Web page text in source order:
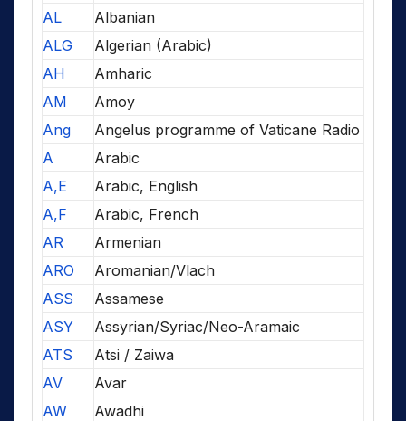
AL
Albanian
ALG
Algerian (Arabic)
AH
Amharic
AM
Amoy
Ang
Angelus programme of Vaticane Radio
A
Arabic
A,E
Arabic, English
A,F
Arabic, French
AR
Armenian
ARO
Aromanian/Vlach
ASS
Assamese
ASY
Assyrian/Syriac/Neo-Aramaic
ATS
Atsi / Zaiwa
AV
Avar
AW
Awadhi